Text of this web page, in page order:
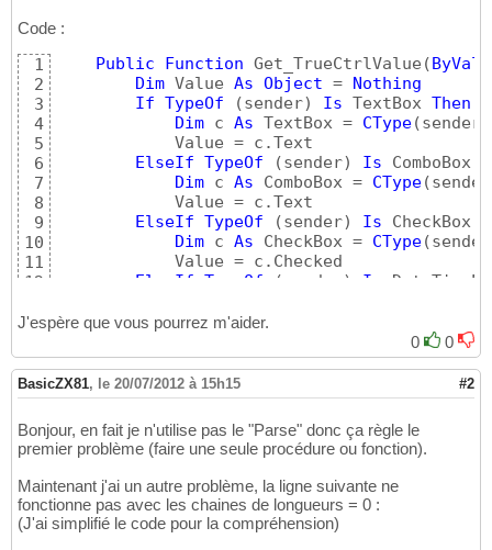
14
16
End
Sub
Code :
1
2
3
4
5
6
7
8
9
10
11
12
14
16
17
18
19
20
21
Public Function Get_TrueCtrlValue ( ByVal
Dim Value As Object =
Nothing
If TypeOf (sender) Is TextBox Then
Dim c As TextBox = CType(
            Value = c.Text
ElseIf TypeOf (sender) Is ComboBox
Dim c As ComboBox = CType(
            Value = c.Text
ElseIf TypeOf (sender) Is CheckBox
Dim c As CheckBox = CType(
            Value = c.Checked
ElseIf TypeOf ( sender ) Is
If CStr(c.Tag
Else
                Value = c.Value
End If
End
If
Return Value
End
Function
J'espère que vous pourrez m'aider.
0
0
BasicZX81, le 20/07/2012 à 15h15 #2
Bonjour, en fait je n'utilise pas le "Parse" donc ça règle le
premier problème (faire une seule procédure ou fonction).
Maintenant j'ai un autre problème, la ligne suivante ne
fonctionne pas avec les chaines de longueurs = 0 :
(J'ai simplifié le code pour la compréhension)